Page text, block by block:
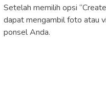
Setelah memilih opsi
dapat mengambil foto atau
ponsel Anda.